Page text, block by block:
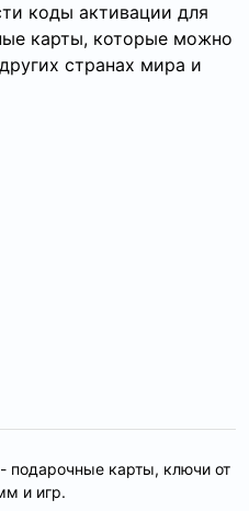
коды активации для
карты, которые можно
странах мира и
- подарочные карты, ключи от
и игр.